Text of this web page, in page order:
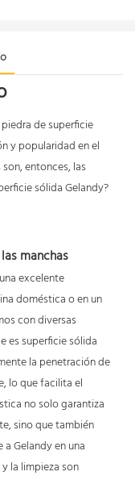
de superficie
y popularidad en el
entonces, las
sólida Gelandy?
manchas
excelente
doméstica o en un
con diversas
essuperficie sólida
la penetración de
lo que facilita el
no solo garantiza
sino que también
Gelandy en una
la limpieza son